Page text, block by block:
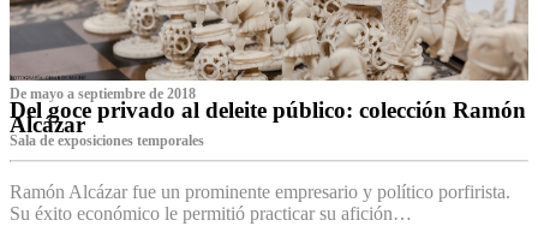
De mayo a septiembre de 2018
Del goce privado al deleite público: colección Ramón
Alcázar
Sala de exposiciones temporales
Ramón Alcázar fue un prominente empresario y político porfirista.
Su éxito económico le permitió practicar su afición…